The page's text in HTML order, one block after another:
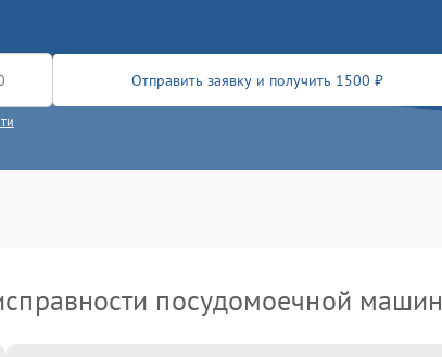
Отправить заявку и получить 1500 ₽
посудомоечной